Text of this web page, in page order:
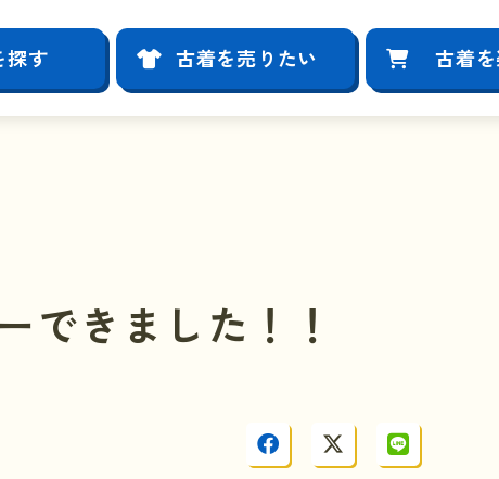
探す 古着を売りたい 古着
できました！！